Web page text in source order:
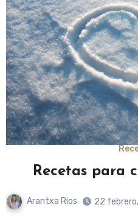
Recetas para
Arantxa Rios 22